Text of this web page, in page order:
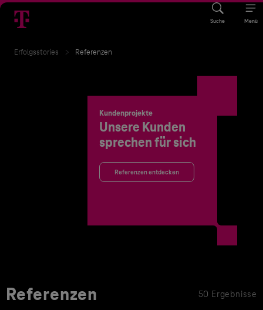
Suche Menü
Erfolgsstories Referenzen
Kundenprojekte
Unsere Kunden
sprechen für sich
Referenzen entdecken
Referenzen 50 Ergebnisse